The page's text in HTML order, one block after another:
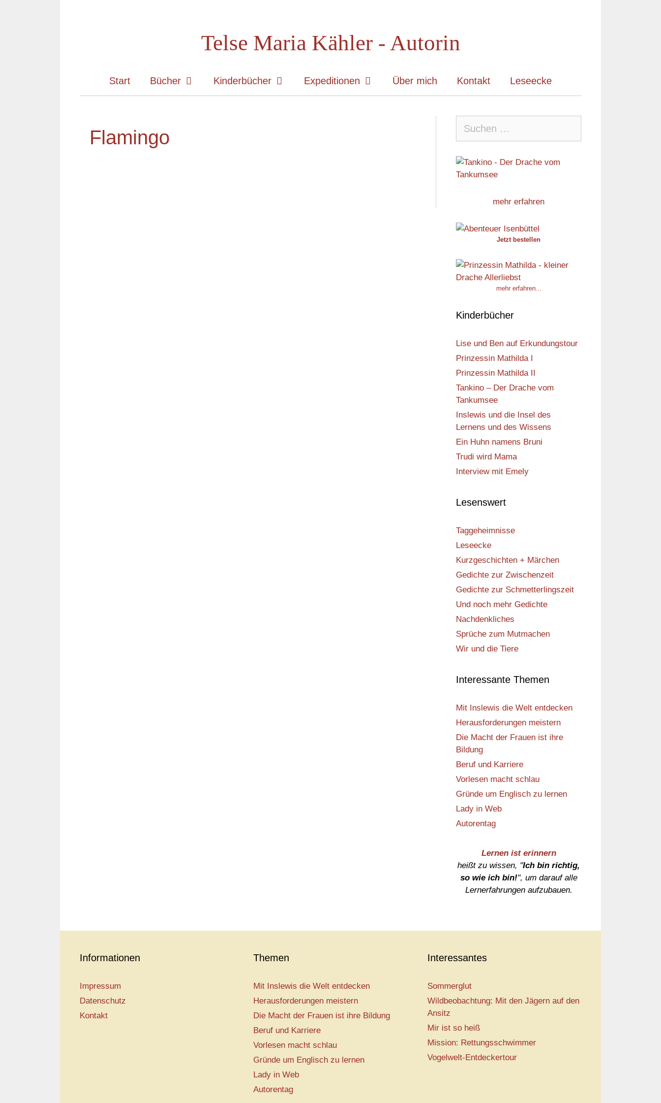
Telse Maria Kähler - Autorin
Start Bücher Kinderbücher Expeditionen Über mich Kontakt Leseecke
Flamingo
nach:
mehr erfahren
Jetzt bestellen
mehr erfahren...
Kinderbücher
Lise und Ben auf Erkundungstour
Prinzessin Mathilda I
Prinzessin Mathilda II
Tankino – Der Drache vom
Tankumsee
Inslewis und die Insel des
Lernens und des Wissens
Ein Huhn namens Bruni
Trudi wird Mama
Interview mit Emely
Lesenswert
Taggeheimnisse
Leseecke
Kurzgeschichten + Märchen
Gedichte zur Zwischenzeit
Gedichte zur Schmetterlingszeit
Und noch mehr Gedichte
Nachdenkliches
Sprüche zum Mutmachen
Wir und die Tiere
Interessante Themen
Mit Inslewis die Welt entdecken
Herausforderungen meistern
Die Macht der Frauen ist ihre
Bildung
Beruf und Karriere
Vorlesen macht schlau
Gründe um Englisch zu lernen
Lady in Web
Autorentag
Lernen ist erinnern
heißt zu wissen, "Ich bin richtig,
so wie ich bin!", um darauf alle
Lernerfahrungen aufzubauen.
Informationen
Impressum
Datenschutz
Kontakt
Themen
Mit Inslewis die Welt entdecken
Herausforderungen meistern
Die Macht der Frauen ist ihre Bildung
Beruf und Karriere
Vorlesen macht schlau
Gründe um Englisch zu lernen
Lady in Web
Autorentag
Interessantes
Sommerglut
Wildbeobachtung: Mit den Jägern auf den
Ansitz
Mir ist so heiß
Mission: Rettungsschwimmer
Vogelwelt-Entdeckertour